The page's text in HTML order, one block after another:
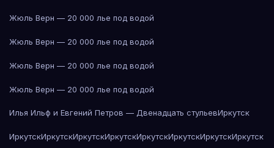
Жюль Верн — 20 000 лье под водой
Жюль Верн — 20 000 лье под водой
Жюль Верн — 20 000 лье под водой
Жюль Верн — 20 000 лье под водой
Илья Ильф и Евгений Петров — Двенадцать стульевИркутск
ИркутскИркутскИркутскИркутскИркутскИркутскИркутскИркутск